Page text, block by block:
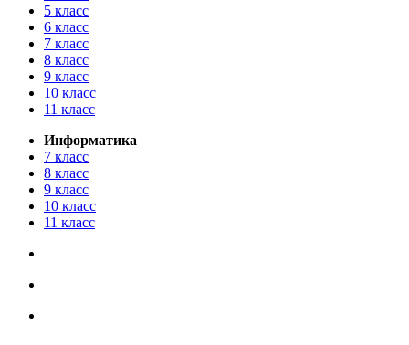
5 класс
6 класс
7 класс
8 класс
9 класс
10 класс
11 класс
Информатика
7 класс
8 класс
9 класс
10 класс
11 класс